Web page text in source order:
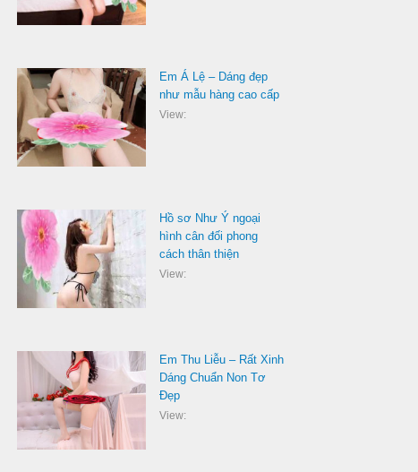
Em Á Lệ – Dáng đẹp
như mẫu hàng cao cấp
View:
Hồ sơ Như Ý ngoại
hình cân đối phong
cách thân thiện
View:
Em Thu Liễu – Rất Xinh
Dáng Chuẩn Non Tơ
Đẹp
View: